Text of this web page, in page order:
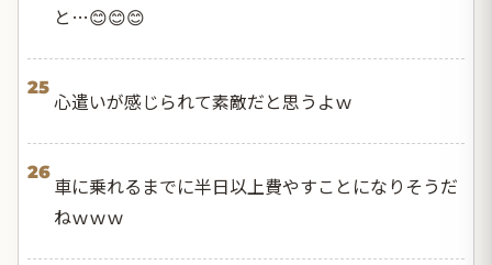
と…😊😊😊
25
心遣いが感じられて素敵だと思うよｗ
26
車に乗れるまでに半日以上費やすことになりそうだ
ねｗｗｗ